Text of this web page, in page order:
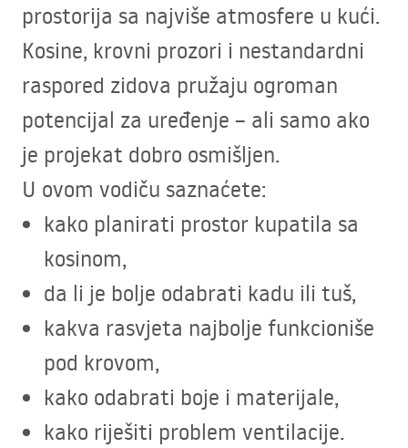
prostorija sa najviše atmosfere u kući.
Kosine, krovni prozori i nestandardni
raspored zidova pružaju ogroman
potencijal za uređenje – ali samo ako
je projekat dobro osmišljen.
U ovom vodiču saznaćete:
kako planirati prostor kupatila sa
kosinom,
da li je bolje odabrati kadu ili tuš,
kakva rasvjeta najbolje funkcioniše
pod krovom,
kako odabrati boje i materijale,
kako riješiti problem ventilacije.